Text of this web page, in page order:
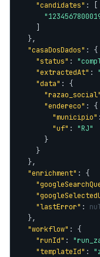
"candidates" : [
  },
"casaDosDados" : {
"status" :
"extractedAt" :
"data" : {
"razao_social"
"endereco" : {
"municipio"
"uf" : "RJ"
      }
    }
  },
"enrichment" : {
"lastError" :
  },
"workflow" : {
"runId" :
"templateId" :